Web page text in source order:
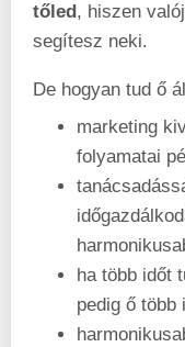
tőled , hiszen
segítesz neki.
De hogyan tud ő
marketing
folyamatai
ha több időt
pedig ő több